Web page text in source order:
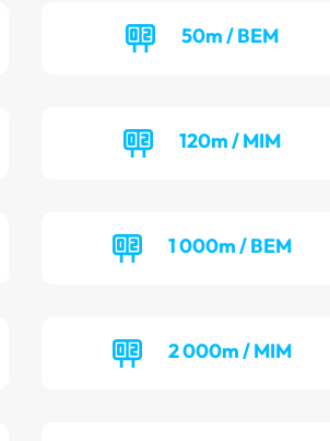
50m / BEM
120m / MIM
1 000m / BEM
2 000m / MIM